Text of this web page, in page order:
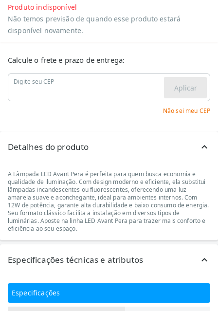
Produto indisponível
Não temos previsão de quando esse produto estará
disponível novamente.
Calcule o frete e prazo de entrega:
Digite seu CEP
Aplicar
Não sei meu CEP
Detalhes do produto
A Lâmpada LED Avant Pera é perfeita para quem busca economia e
qualidade de iluminação. Com design moderno e eficiente, ela substitui
lâmpadas incandescentes ou fluorescentes, oferecendo uma luz
amarela suave e aconchegante, ideal para ambientes internos. Com
12W de potência, garante alta durabilidade e baixo consumo de energia.
Seu formato clássico facilita a instalação em diversos tipos de
luminárias. Aposte na linha LED Avant Pera para trazer mais conforto e
eficiência ao seu espaço.
Especificações técnicas e atributos
Especificações